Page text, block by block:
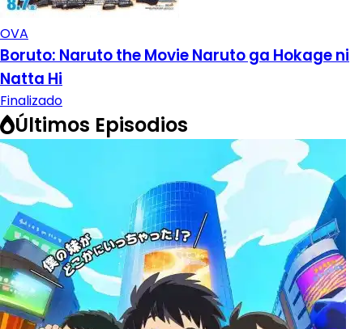
OVA
Boruto: Naruto the Movie Naruto ga Hokage ni
Natta Hi
Finalizado
Últimos Episodios